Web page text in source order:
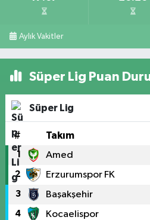
Aylık Vakitler
Süper Lig Puan
Süper Lig
# Takım
1 Amed
2 Erzurumspor FK
3 Başakşehir
4 Kocaelispor